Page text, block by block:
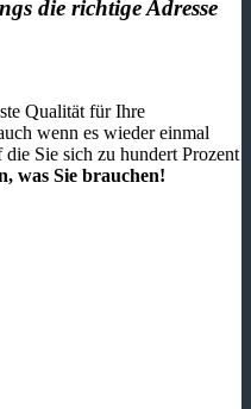
die richtige Adresse
­Qualität für Ihre
wenn es wieder einmal
Sie sich zu hundert Prozent
was Sie brauchen!